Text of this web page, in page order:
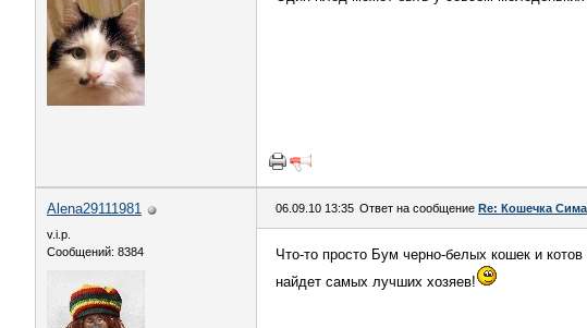
Alena29111981
v.i.p.
Сообщений: 8384
06.09.10 13:35 Ответ на сообщение Re: Кошечка
Что-то просто Бум черно-белых кошек и
найдет самых лучших хозяев!